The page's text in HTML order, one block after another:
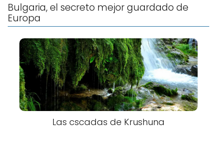
Bulgaria, el secreto mejor guardado de
Europa
Las cscadas de Krushuna